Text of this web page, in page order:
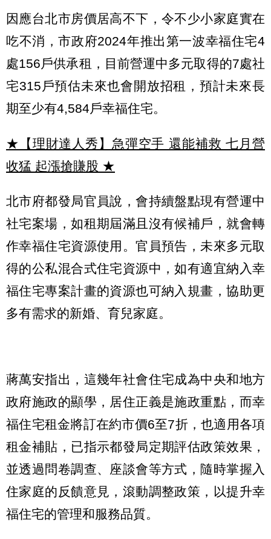
因應台北市房價居高不下，令不少小家庭實在
吃不消，市政府2024年推出第一波幸福住宅4
處156戶供承租，目前營運中多元取得的7處社
宅315戶預估未來也會開放招租，預計未來長
期至少有4,584戶幸福住宅。
★【理財達人秀】急彈空手 還能補救 七月營
收猛 起漲搶賺股 ★
北市府都發局官員說，會持續盤點現有營運中
社宅案場，如租期屆滿且沒有候補戶，就會轉
作幸福住宅資源使用。官員預告，未來多元取
得的公私混合式住宅資源中，如有適宜納入幸
福住宅專案計畫的資源也可納入規畫，協助更
多有需求的新婚、育兒家庭。
蔣萬安指出，這幾年社會住宅成為中央和地方
政府施政的顯學，居住正義是施政重點，而幸
福住宅租金將訂在約市價6至7折，也適用各項
租金補貼，已指示都發局定期評估政策效果，
並透過問卷調查、座談會等方式，隨時掌握入
住家庭的反饋意見，滾動調整政策，以提升幸
福住宅的管理和服務品質。